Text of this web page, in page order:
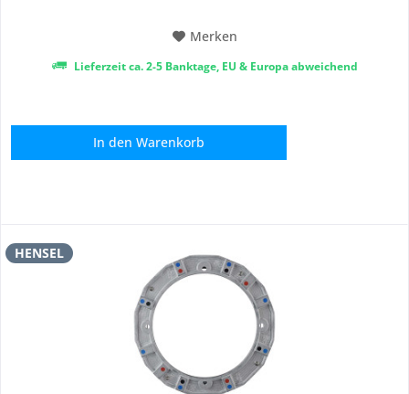
Merken
Lieferzeit ca. 2-5 Banktage, EU & Europa abweichend
In den Warenkorb
HENSEL